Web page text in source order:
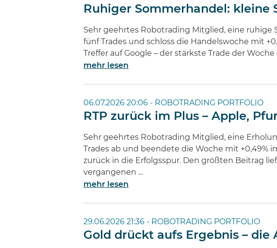
Ruhiger Sommerhandel:
Sehr geehrtes Robotrading Mitglied, eine ruhige
fünf Trades und schloss die Handelswoche mit
Treffer auf Google – der stärkste Trade der
mehr lesen
06.07.2026 20:06 - ROBOTRADING PORTFOLIO
RTP zurück im Plus – Apple,
Sehr geehrtes Robotrading Mitglied, eine
Trades ab und beendete die Woche mit +0,49%
zurück in die Erfolgsspur. Den größten Beitrag
vergangenen …
mehr lesen
29.06.2026 21:36 - ROBOTRADING PORTFOLIO
Gold drückt aufs Ergebnis –